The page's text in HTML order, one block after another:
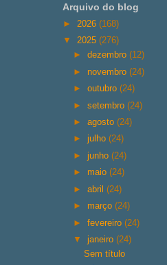
Arquivo do blog
► 2026 (168)
▼ 2025 (276)
►dezembro(12)
► novembro(24)
►outubro(24)
►setembro(24)
►agosto(24)
►julho(24)
►junho(24)
► maio(24)
►abril(24)
► março(24)
►fevereiro(24)
▼janeiro(24)
Sem título